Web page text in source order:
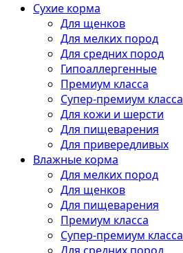
Сухие корма
Для щенков
Для мелких пород
Для средних пород
Гипоаллергенные
Премиум класса
Супер-премиум класса
Для кожи и шерсти
Для пищеварения
Для привередливых
Влажные корма
Для мелких пород
Для щенков
Для пищеварения
Премиум класса
Супер-премиум класса